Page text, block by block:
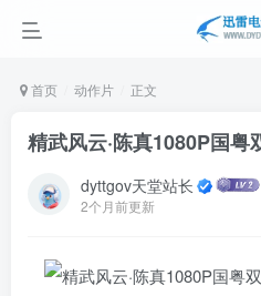
首页 动作片 正文
精武风云·陈真1080P国粤
dyttgov天堂站长
2个月前更新